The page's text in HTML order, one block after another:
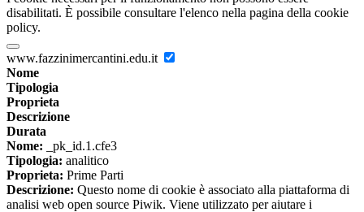
disabilitati. È possibile consultare l'elenco nella pagina della cookie
policy.
www.fazzinimercantini.edu.it
Nome
Tipologia
Proprieta
Descrizione
Durata
Nome: _pk_id.1.cfe3
Tipologia: analitico
Proprieta: Prime Parti
Descrizione: Questo nome di cookie è associato alla piattaforma di
analisi web open source Piwik. Viene utilizzato per aiutare i